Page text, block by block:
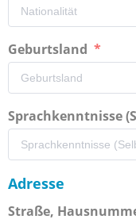
Geburtsland
Sprachkenntnisse
Adresse
Straße,